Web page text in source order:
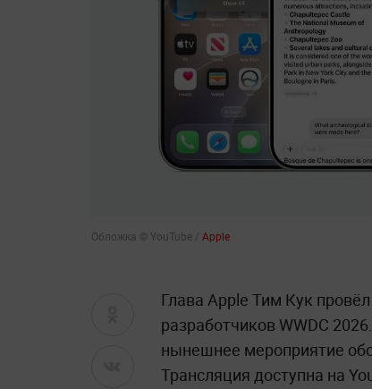
Обложка © YouTube / Apple
Глава Apple Тим Кук
разработчиков WWDC
нынешнее мероприятие
Трансляция доступна на